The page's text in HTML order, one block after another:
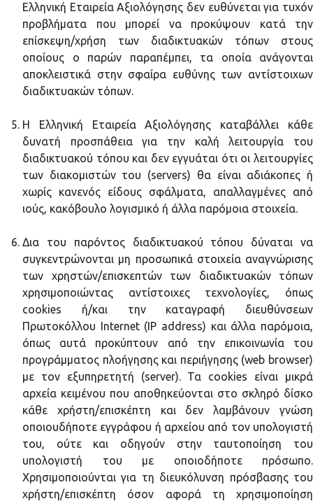
Ελληνική Εταιρεία Αξιολόγησης δεν ευθύνεται για τυχόν
προβλήματα που μπορεί να προκύψουν κατά την
επίσκεψη/χρήση των διαδικτυακών τόπων στους
οποίους ο παρών παραπέμπει, τα οποία ανάγονται
αποκλειστικά στην σφαίρα ευθύνης των αντίστοιχων
διαδικτυακών τόπων.
H Ελληνική Εταιρεία Αξιολόγησης καταβάλλει κάθε
δυνατή προσπάθεια για την καλή λειτουργία του
διαδικτυακού τόπου και δεν εγγυάται ότι οι λειτουργίες
των διακομιστών του (servers) θα είναι αδιάκοπες ή
χωρίς κανενός είδους σφάλματα, απαλλαγμένες από
ιούς, κακόβουλο λογισμικό ή άλλα παρόμοια στοιχεία.
Δια του παρόντος διαδικτυακού τόπου δύναται να
συγκεντρώνονται μη προσωπικά στοιχεία αναγνώρισης
των χρηστών/επισκεπτών των διαδικτυακών τόπων
χρησιμοποιώντας αντίστοιχες τεχνολογίες, όπως
cookies ή/και την καταγραφή διευθύνσεων
Πρωτοκόλλου Internet (IP address) και άλλα παρόμοια,
όπως αυτά προκύπτουν από την επικοινωνία του
προγράμματος πλοήγησης και περιήγησης (web browser)
με τον εξυπηρετητή (server). Τα cookies είναι μικρά
αρχεία κειμένου που αποθηκεύονται στο σκληρό δίσκο
κάθε χρήστη/επισκέπτη και δεν λαμβάνουν γνώση
οποιουδήποτε εγγράφου ή αρχείου από τον υπολογιστή
του, ούτε και οδηγούν στην ταυτοποίηση του
υπολογιστή του με οποιοδήποτε πρόσωπο.
Χρησιμοποιούνται για τη διευκόλυνση πρόσβασης του
χρήστη/επισκέπτη όσον αφορά τη χρησιμοποίηση